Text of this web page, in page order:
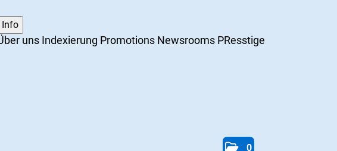
Info
uns Indexierung Promotions Newsrooms PResstige
0